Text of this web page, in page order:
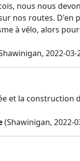
nous nous
nos routes. D'en
à vélo, alors
2022-03-
et la
(Shawinigan, 2022-